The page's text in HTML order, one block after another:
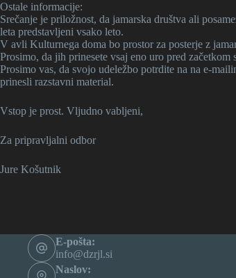
Ostale informacije:
Srečanje je priložnost, da jamarska društva ali
leta predstavljeni vsako leto.
V avli Kulturnega doma bo prostor za posterje z
Prosimo, da jih prinesete vsaj eno uro pred začetkom
Prosimo vas, da svojo udeležbo potrdite na na e-
prinesli razstavni material.
Vstop je prost. Vljudno vabljeni,
Za pripravljalni odbor
Jure Košutnik
E-pošta:
info@dzrjl.si
Naslov: